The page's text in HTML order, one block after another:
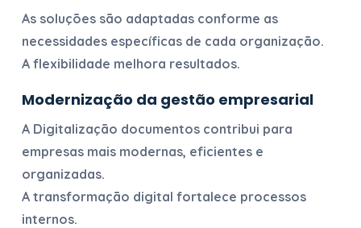
As soluções são adaptadas conforme as
necessidades específicas de cada organização.
A flexibilidade melhora resultados.
Modernização da gestão empresarial
A Digitalização documentoscontribui para
empresas mais modernas, eficientes e
organizadas.
A transformação digital fortalece processos
internos.